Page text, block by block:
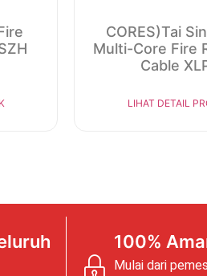
CORES)Tai
Multi-Core Fire
Cable
LIHAT DETAIL
100%
Mulai dari